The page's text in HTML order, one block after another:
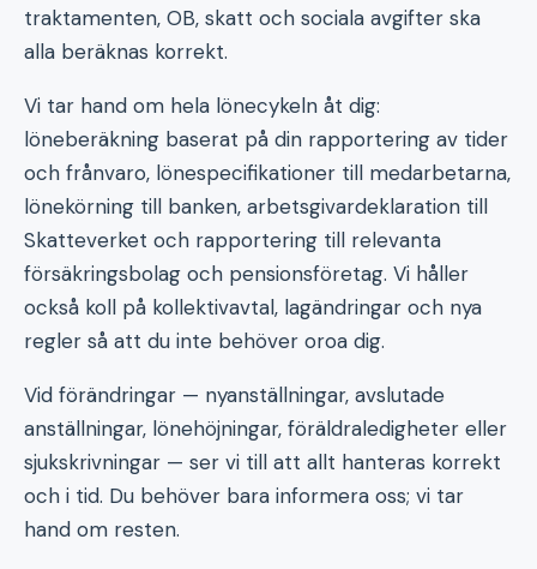
traktamenten, OB, skatt och sociala avgifter ska
alla beräknas korrekt.
Vi tar hand om hela lönecykeln åt dig:
löneberäkning baserat på din rapportering av tider
och frånvaro, lönespecifikationer till medarbetarna,
lönekörning till banken, arbetsgivardeklaration till
Skatteverket och rapportering till relevanta
försäkringsbolag och pensionsföretag. Vi håller
också koll på kollektivavtal, lagändringar och nya
regler så att du inte behöver oroa dig.
Vid förändringar — nyanställningar, avslutade
anställningar, lönehöjningar, föräldraledigheter eller
sjukskrivningar — ser vi till att allt hanteras korrekt
och i tid. Du behöver bara informera oss; vi tar
hand om resten.